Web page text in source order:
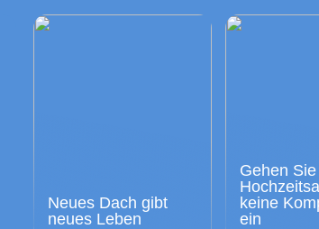
Neues Dach gibt
neues Leben
Gehen
keine
ein